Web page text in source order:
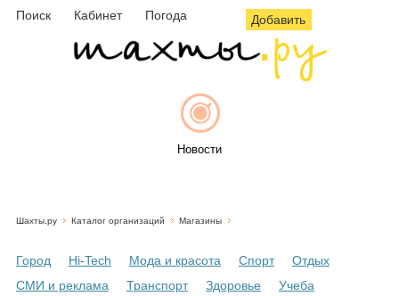
Поиск Кабинет Погода Добавить
Новости
Шахты.ру Каталог организаций Магазины
Город Hi-Tech Мода и красота Спорт
Отдых
СМИ и реклама
Транспорт Здоровье
Учеба